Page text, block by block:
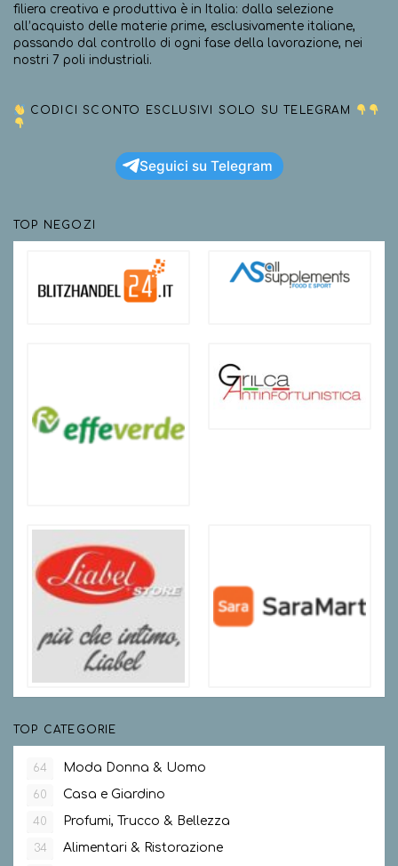
filiera creativa e produttiva è in Italia: dalla selezione
all’acquisto delle materie prime, esclusivamente italiane,
passando dal controllo di ogni fase della lavorazione, nei
nostri 7 poli industriali.
CODICI SCONTO ESCLUSIVI SOLO SU TELEGRAM
Seguici su Telegram
TOP NEGOZI
TOP CATEGORIE
64 Moda Donna & Uomo
60 Casa e Giardino
40 Profumi, Trucco & Bellezza
34 Alimentari & Ristorazione